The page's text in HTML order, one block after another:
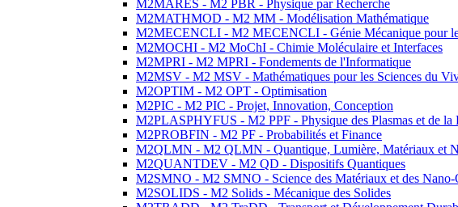
M2MARES - M2 PBR - Physique par Recherche
M2MATHMOD - M2 MM - Modélisation Mathématique
M2MECENCLI - M2 MECENCLI - Génie Mécanique pour
M2MOCHI - M2 MoChI - Chimie Moléculaire et Interfaces
M2MPRI - M2 MPRI - Fondements de l'Informatique
M2MSV - M2 MSV - Mathématiques pour les Sciences du
M2OPTIM - M2 OPT - Optimisation
M2PIC - M2 PIC - Projet, Innovation, Conception
M2PLASPHYFUS - M2 PPF - Physique des Plasmas et de la
M2PROBFIN - M2 PF - Probabilités et Finance
M2QLMN - M2 QLMN - Quantique, Lumière, Matériaux et
M2QUANTDEV - M2 QD - Dispositifs Quantiques
M2SMNO - M2 SMNO - Science des Matériaux et des Nano-
M2SOLIDS - M2 Solids - Mécanique des Solides